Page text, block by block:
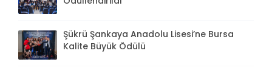
Şükrü Şankaya Anadolu Lisesi’ne Bursa
Kalite Büyük Ödülü